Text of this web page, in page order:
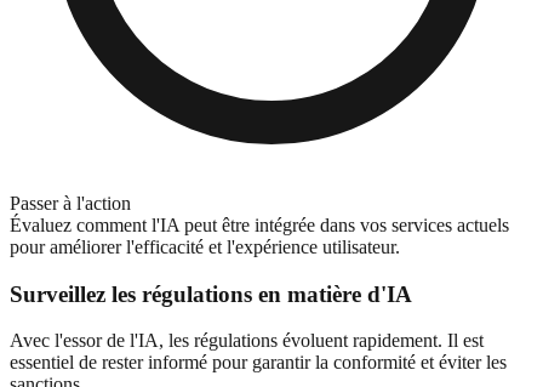
Passer à l'action
Évaluez comment l'IA peut être intégrée dans vos services actuels
pour améliorer l'efficacité et l'expérience utilisateur.
Surveillez les régulations en matière d'IA
Avec l'essor de l'IA, les régulations évoluent rapidement. Il est
essentiel de rester informé pour garantir la conformité et éviter les